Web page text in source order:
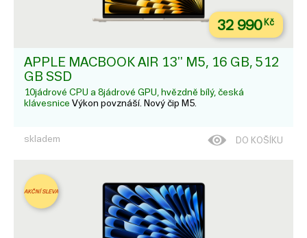
32 990Kč
APPLE MACBOOK AIR 13'' M5, 16 GB, 512
GB SSD
10jádrové CPU a 8jádrové GPU, hvězdně bílý, česká
klávesnice Výkon povznáší. Nový čip M5.
skladem DO KOŠÍKU
AKČNÍ SLEVA